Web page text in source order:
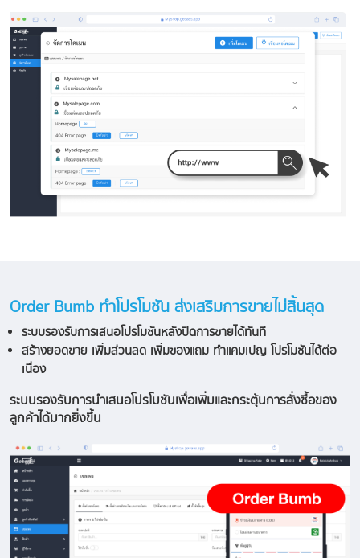
Order Bumb ทำโปรโมชัน ส่งเสริมการขายไม่สิ้นสุด
ระบบรองรับการเสนอโปรโมชันหลังปิดการขายได้ทันที
สร้างยอดขาย เพิ่มส่วนลด เพิ่มของแถม ทำแคมเปญ โปรโมชันได้ต่อ
เนื่อง
ระบบรองรับการนำเสนอโปรโมชันเพื่อเพิ่มและกระตุ้นการสั่งซื้อของ
ลูกค้าได้มากยิ่งขึ้น